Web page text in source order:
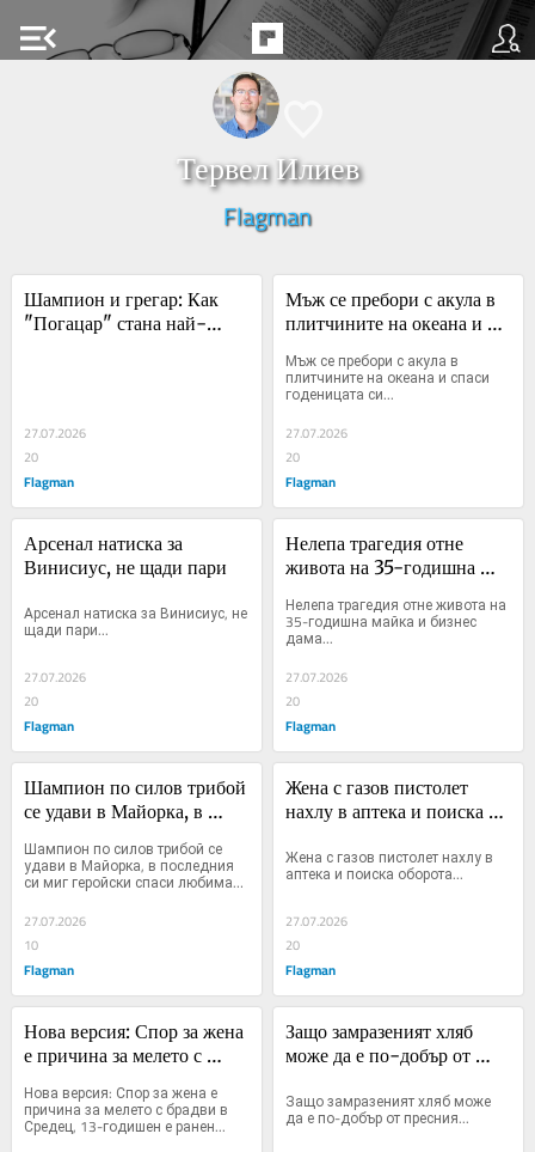
menu_open
Тервел Илиев
Flagman
Шампион и грегар: Как
"Погацар" стана най-
27.07.2026
20
Flagman
Мъж се пребори с акула в
плитчините на океана и
Мъж се пребори с акула в
плитчините на океана и спаси
годеницата си...
27.07.2026
20
Flagman
Арсенал натиска за
Винисиус, не щади пари
Арсенал натиска за Винисиус, не
щади пари...
27.07.2026
20
Flagman
Нелепа трагедия отне
живота на 35-годишна
Нелепа трагедия отне живота на
35-годишна майка и бизнес
дама...
27.07.2026
20
Flagman
Шампион по силов трибой
се удави в Майорка, в
геройски спаси любимата
си
Шампион по силов трибой се
удави в Майорка, в последния
си миг геройски спаси любимата
27.07.2026
10
Flagman
Жена с газов пистолет
нахлу в аптека и поиска
Жена с газов пистолет нахлу в
аптека и поиска оборота...
27.07.2026
20
Flagman
Нова версия: Спор за жена
е причина за мелето с
годишен е ранен
Нова версия: Спор за жена е
причина за мелето с брадви в
Средец, 13-годишен е ранен...
Защо замразеният хляб
може да е по-добър от
Защо замразеният хляб може
да е по-добър от пресния...